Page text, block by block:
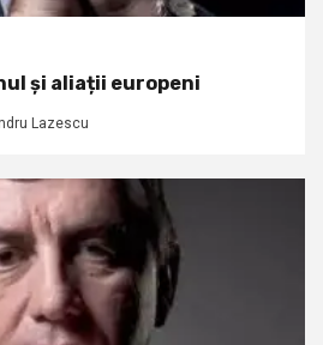
și aliații europeni
Lazescu